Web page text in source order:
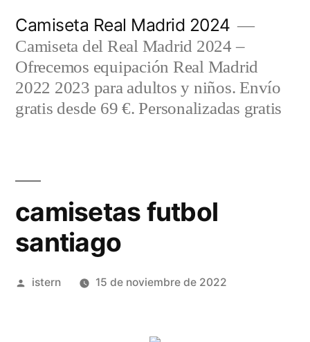
contenido
Camiseta Real Madrid 2024
Camiseta del Real Madrid 2024 –
Ofrecemos equipación Real Madrid
2022 2023 para adultos y niños. Envío
gratis desde 69 €. Personalizadas gratis
camisetas futbol
santiago
Publicado
istern 15 de noviembre de 2022